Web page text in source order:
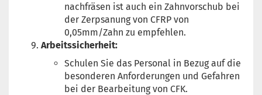
nachfräsen ist auch ein Zahnvorschub bei
der Zerpsanung von CFRP von
0,05mm/Zahn zu empfehlen.
Arbeitssicherheit:
Schulen Sie das Personal in Bezug auf die
besonderen Anforderungen und Gefahren
bei der Bearbeitung von CFK.